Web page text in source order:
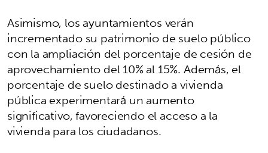
Asimismo, los ayuntamientos verán
incrementado su patrimonio de suelo público
con la ampliación del porcentaje de cesión de
aprovechamiento del 10% al 15%. Además, el
porcentaje de suelo destinado a vivienda
pública experimentará un aumento
significativo, favoreciendo el acceso a la
vivienda para los ciudadanos.